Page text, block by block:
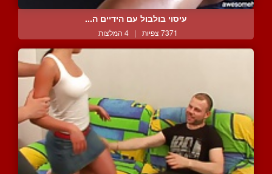
עיסוי בולבול עם הידיים ה...
7371 צפיות | 4 המלצות